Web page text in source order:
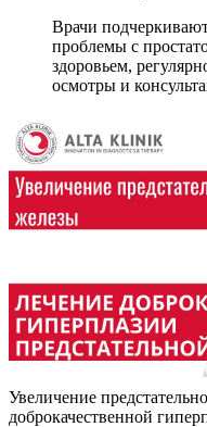
Врачи
проблемы с
здоровьем,
осмотры и
Увеличение
доброкачественной